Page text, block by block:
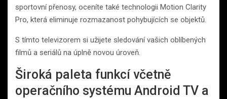
sportovní přenosy, oceníte také technologii Motion Clarity
Pro, která eliminuje rozmazanost pohybujících se objektů.
S tímto televizorem si užijete sledování vašich oblíbených
filmů a seriálů na úplně novou úroveň.
Široká paleta funkcí včetně
operačního systému Android TV a